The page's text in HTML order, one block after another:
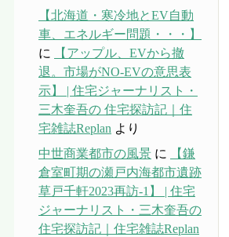
【北海道・寒冷地とEV自動
車、エネルギー問題・・・】
に
【アップル、EVから撤
退。市場がNO-EVの意思表
示】 | 住宅ジャーナリスト・
三木奎吾の 住宅探訪記｜住
宅雑誌Replan より
中世商業都市の風景 に
【鎌
倉室町期の瀬戸内海都市遺跡
草戸千軒2023再訪-1】 | 住宅
ジャーナリスト・三木奎吾の
住宅探訪記｜住宅雑誌Replan